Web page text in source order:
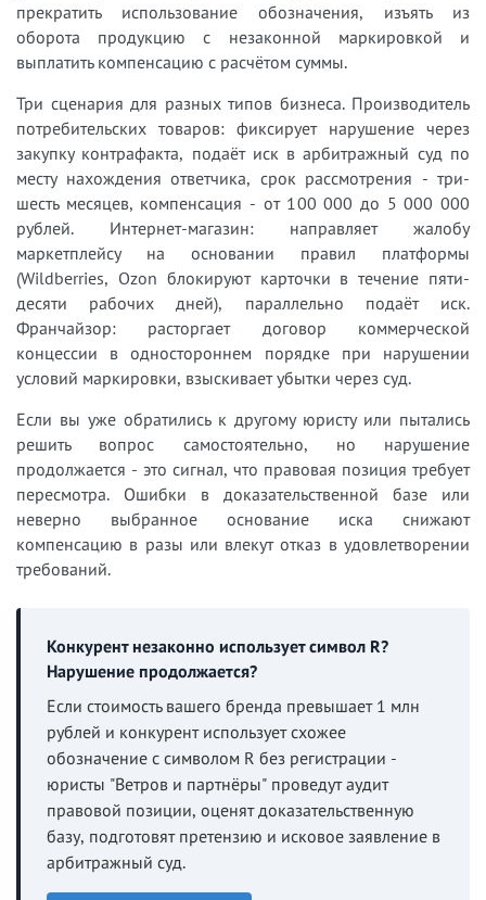
прекратить использование обозначения, изъять из
оборота продукцию с незаконной маркировкой и
выплатить компенсацию с расчётом суммы.
Три сценария для разных типов бизнеса. Производитель
потребительских товаров: фиксирует нарушение через
закупку контрафакта, подаёт иск в арбитражный суд по
месту нахождения ответчика, срок рассмотрения - три-
шесть месяцев, компенсация - от 100 000 до 5 000 000
рублей. Интернет-магазин: направляет жалобу
маркетплейсу на основании правил платформы
(Wildberries, Ozon блокируют карточки в течение пяти-
десяти рабочих дней), параллельно подаёт иск.
Франчайзор: расторгает договор коммерческой
концессии в одностороннем порядке при нарушении
условий маркировки, взыскивает убытки через суд.
Если вы уже обратились к другому юристу или пытались
решить вопрос самостоятельно, но нарушение
продолжается - это сигнал, что правовая позиция требует
пересмотра. Ошибки в доказательственной базе или
неверно выбранное основание иска снижают
компенсацию в разы или влекут отказ в удовлетворении
требований.
Конкурент незаконно использует символ R?
Нарушение продолжается?
Если стоимость вашего бренда превышает 1 млн
рублей и конкурент использует схожее
обозначение с символом R без регистрации -
юристы "Ветров и партнёры" проведут аудит
правовой позиции, оценят доказательственную
базу, подготовят претензию и исковое заявление в
арбитражный суд.